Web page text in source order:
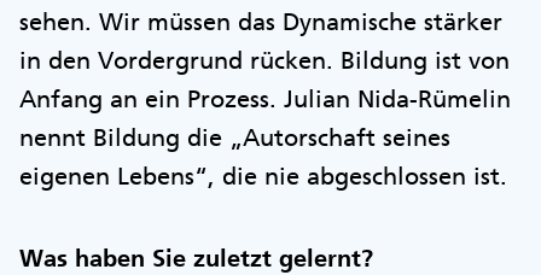
sehen. Wir müssen das Dynamische stärker
in den Vordergrund rücken. Bildung ist von
Anfang an ein Prozess. Julian Nida-Rümelin
nennt Bildung die „Autorschaft seines
eigenen Lebens“, die nie abgeschlossen ist.
Was haben Sie zuletzt gelernt?